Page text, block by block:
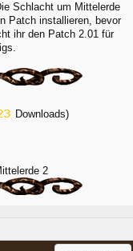
Schlacht um Mittelerde
Patch installieren, bevor
ihr den Patch 2.01 für
Downloads)
2